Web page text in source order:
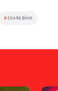
#SHARK BÌNH